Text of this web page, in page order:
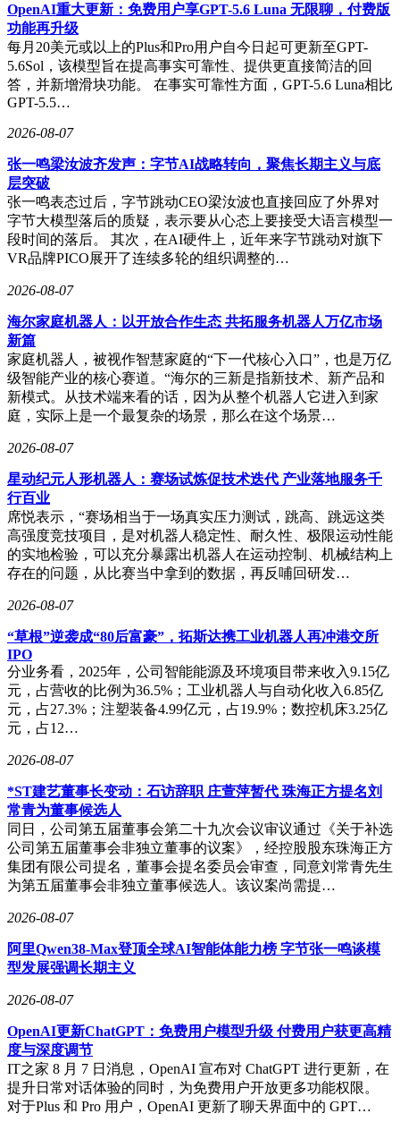
于企业管理，他主张彻底扁平化信息流，允许员工跨层级沟
通，并将“身先士卒”作为领导力核心——SpaceX 初期马斯克
与工程师同睡工厂地板，通过亲身承受决策痛苦来验证方案可
行性。
该思维模型已开始影响战略决策领域。在分析中国纯电动车发
率切入：燃油车受卡诺循环限制系统效率仅25%-30%，而电动
车即便依赖煤电，整体效率仍达30%-35%，若接入可再生能源
则呈现指数级优势。通过白痴指数计算，中国动力电池产业链
因控制70%以上矿产精炼，制造效率显著优于全球平均水平。
对于AI发展路径，系统突破“工具论”框架，将其视为碳基智能
与硅基智能的算力竞赛。通过计算人类大脑（20瓦能耗）与数
字芯片（数百兆瓦能耗）的效率比，指出硅基智能终将主导认
知劳动。其提出的终极解决方案包括：建立物理断电装置作为
人机交互带宽以避免人类边缘化。
这套思维框架的标准化应用正在改变决策逻辑。当被问及“如
何降低外卖成本”时，系统不会建议优化配送算法，而是质
疑“为何需要配送”，进而推导出“自动驾驶厨房+社区自动烹饪
仓”的终极方案。其核心价值在于将认知过程工程化，通过结
全新范式。
OpenAI重大更新：免费用户享GPT-5.6 Luna 无限聊，付费版
功能再升级
每月20美元或以上的Plus和Pro用户自今日起可更新至GPT-
5.6Sol，该模型旨在提高事实可靠性、提供更直接简洁的回
答，并新增滑块功能。 在事实可靠性方面，GPT-5.6 Luna相比
GPT-5.5…
2026-08-07
张一鸣梁汝波齐发声：字节AI战略转向，聚焦长期主义与底
层突破
张一鸣表态过后，字节跳动CEO梁汝波也直接回应了外界对
字节大模型落后的质疑，表示要从心态上要接受大语言模型一
段时间的落后。 其次，在AI硬件上，近年来字节跳动对旗下
VR品牌PICO展开了连续多轮的组织调整的…
2026-08-07
海尔家庭机器人：以开放合作生态 共拓服务机器人万亿市场
新篇
家庭机器人，被视作智慧家庭的“下一代核心入口”，也是万亿
级智能产业的核心赛道。“海尔的三新是指新技术、新产品和
新模式。从技术端来看的话，因为从整个机器人它进入到家
庭，实际上是一个最复杂的场景，那么在这个场景…
2026-08-07
星动纪元人形机器人：赛场试炼促技术迭代 产业落地服务千
行百业
席悦表示，“赛场相当于一场真实压力测试，跳高、跳远这类
高强度竞技项目，是对机器人稳定性、耐久性、极限运动性能
的实地检验，可以充分暴露出机器人在运动控制、机械结构上
存在的问题，从比赛当中拿到的数据，再反哺回研发…
2026-08-07
“草根”逆袭成“80后富豪”，拓斯达携工业机器人再冲港交所
IPO
分业务看，2025年，公司智能能源及环境项目带来收入9.15亿
元，占营收的比例为36.5%；工业机器人与自动化收入6.85亿
元，占27.3%；注塑装备4.99亿元，占19.9%；数控机床3.25亿
元，占12…
2026-08-07
*ST建艺董事长变动：石访辞职 庄萱萍暂代 珠海正方提名刘
常青为董事候选人
同日，公司第五届董事会第二十九次会议审议通过《关于补选
公司第五届董事会非独立董事的议案》，经控股股东珠海正方
集团有限公司提名，董事会提名委员会审查，同意刘常青先生
为第五届董事会非独立董事候选人。该议案尚需提…
2026-08-07
阿里Qwen38-Max登顶全球AI智能体能力榜 字节张一鸣谈模
型发展强调长期主义
2026-08-07
OpenAI更新ChatGPT：免费用户模型升级 付费用户获更高精
度与深度调节
IT之家 8 月 7 日消息，OpenAI 宣布对 ChatGPT 进行更新，在
提升日常对话体验的同时，为免费用户开放更多功能权限。
对于Plus 和 Pro 用户，OpenAI 更新了聊天界面中的 GPT…